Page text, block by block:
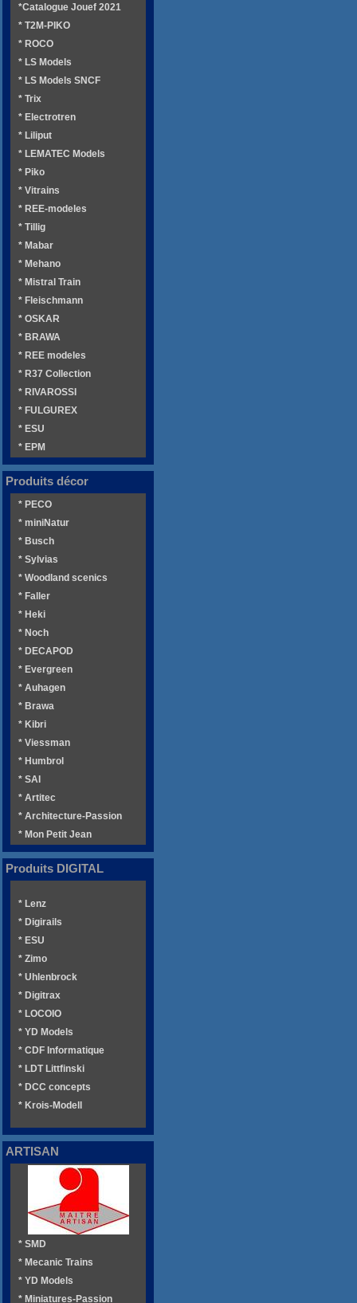
*Catalogue Jouef 2021
* T2M-PIKO
* ROCO
* LS Models
* LS Models SNCF
* Trix
* Electrotren
* Liliput
* LEMATEC Models
* Piko
* Vitrains
* REE-modeles
* Tillig
* Mabar
* Mehano
* Mistral Train
* Fleischmann
* OSKAR
* BRAWA
* REE modeles
* R37 Collection
* RIVAROSSI
* FULGUREX
* ESU
* EPM
Produits décor
* PECO
* miniNatur
* Busch
* Sylvias
* Woodland scenics
* Faller
* Heki
* Noch
* DECAPOD
* Evergreen
* Auhagen
* Brawa
* Kibri
* Viessman
* Humbrol
* SAI
* Artitec
* Architecture-Passion
* Mon Petit Jean
Produits DIGITAL
* Lenz
* Digirails
* ESU
* Zimo
* Uhlenbrock
* Digitrax
* LOCOIO
* YD Models
* CDF Informatique
* LDT Littfinski
* DCC concepts
* Krois-Modell
ARTISAN
* SMD
* Mecanic Trains
* YD Models
* Miniatures-Passion